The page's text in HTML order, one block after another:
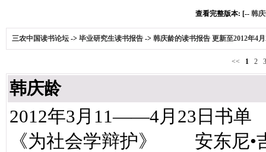
查看完整版本: [-- 韩
三农中国读书论坛 -> 毕业研究生读书报告 -> 韩庆龄的读书报告 更新至2012年4
<< 1 2
韩庆龄
2012年3月11——4月23日书单
《为社会学辩护》 安东尼•